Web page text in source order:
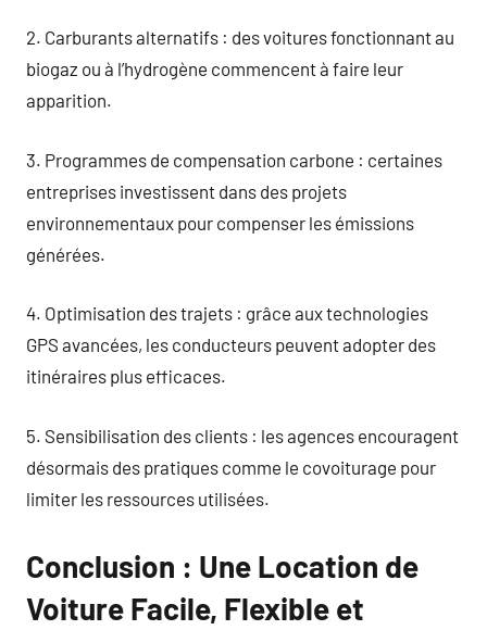
2. Carburants alternatifs : des voitures fonctionnant au
biogaz ou à l’hydrogène commencent à faire leur
apparition.
3. Programmes de compensation carbone : certaines
entreprises investissent dans des projets
environnementaux pour compenser les émissions
générées.
4. Optimisation des trajets : grâce aux technologies
GPS avancées, les conducteurs peuvent adopter des
itinéraires plus efficaces.
5. Sensibilisation des clients : les agences encouragent
désormais des pratiques comme le covoiturage pour
limiter les ressources utilisées.
Conclusion : Une Location de
Voiture Facile, Flexible et